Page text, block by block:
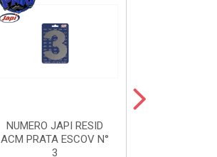
NUMERO JAPI RESID
ACM PRATA ESCOV N°
3